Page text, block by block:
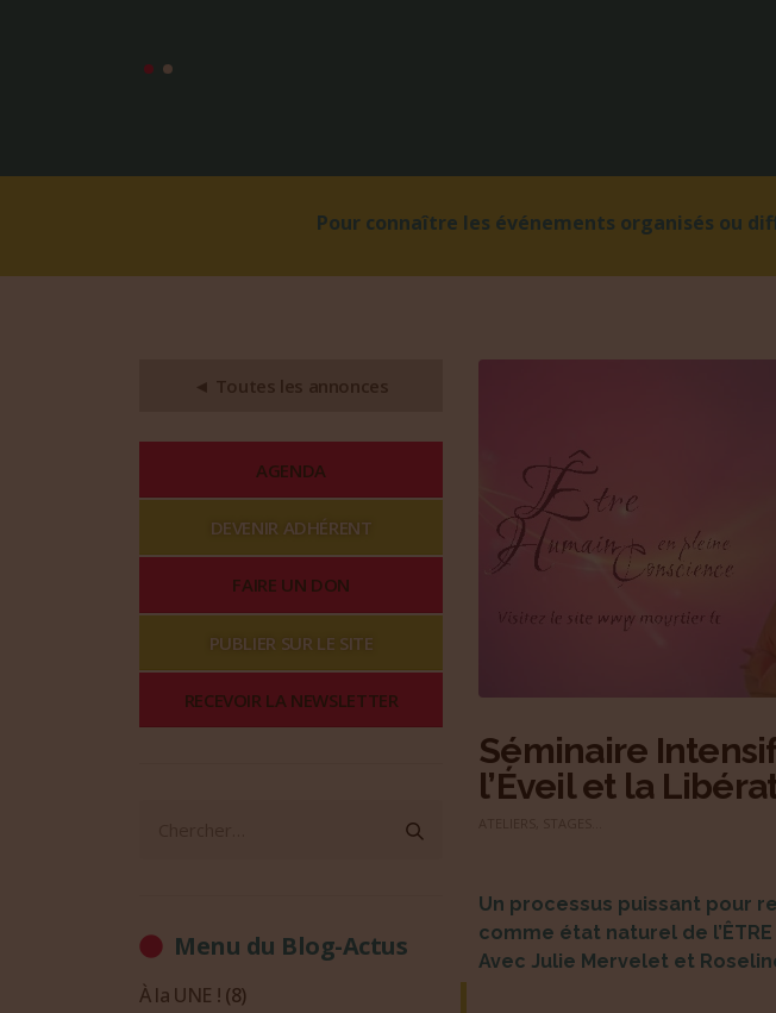
Pour connaître les événements organisés ou
Séminaire
l’Éveil et la
Un processus puissant pour
comme état naturel de l’ÊTRE
Avec Julie Mervelet et
◄ Toutes les annonces
AGENDA
DEVENIR ADHÉRENT
FAIRE UN DON
PUBLIER SUR LE SITE
RECEVOIR LA NEWSLETTER
Menu du Blog-Actus
À la UNE ! (8)